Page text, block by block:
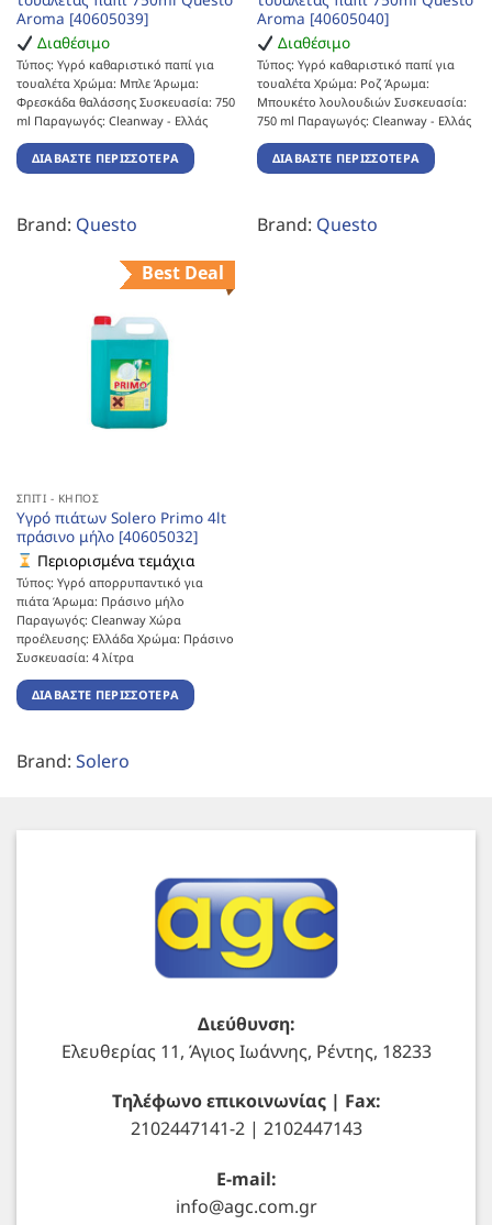
Aroma [40605039]
Διαθέσιμο
Τύπος: Υγρό καθαριστικό παπί για
τουαλέτα Χρώμα: Μπλε Άρωμα:
Φρεσκάδα θαλάσσης Συσκευασία: 750
ml Παραγωγός: Cleanway - Ελλάς
ΔΙΑΒΆΣΤΕ ΠΕΡΙΣΣΌΤΕΡΑ
Brand: Questo
Aroma [40605040]
Διαθέσιμο
Τύπος: Υγρό καθαριστικό παπί για
τουαλέτα Χρώμα: Ροζ Άρωμα:
Μπουκέτο λουλουδιών Συσκευασία:
750 ml Παραγωγός: Cleanway - Ελλάς
ΔΙΑΒΆΣΤΕ ΠΕΡΙΣΣΌΤΕΡΑ
Brand: Questo
Best Deal
ΣΠΊΤΙ - ΚΉΠΟΣ
Υγρό πιάτων Solero Primo 4lt
πράσινο μήλο [40605032]
Περιορισμένα τεμάχια
Τύπος: Υγρό απορρυπαντικό για
πιάτα Άρωμα: Πράσινο μήλο
Παραγωγός: Cleanway Χώρα
προέλευσης: Ελλάδα Χρώμα: Πράσινο
Συσκευασία: 4 λίτρα
ΔΙΑΒΆΣΤΕ ΠΕΡΙΣΣΌΤΕΡΑ
Brand: Solero
Διεύθυνση:
Ελευθερίας 11, Άγιος Ιωάννης, Ρέντης, 18233
Τηλέφωνο επικοινωνίας | Fax:
2102447141-2 | 2102447143
E-mail:
info@agc.com.gr